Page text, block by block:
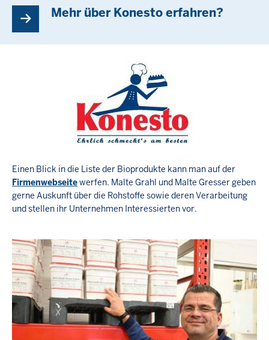
Mehr über Konesto erfahren?
Einen Blick in die Liste der Bioprodukte kann man auf der
Firmenwebseitewerfen. Malte Grahl und Malte Gresser geben
gerne Auskunft über die Rohstoffe sowie deren Verarbeitung
und stellen ihr Unternehmen Interessierten vor.